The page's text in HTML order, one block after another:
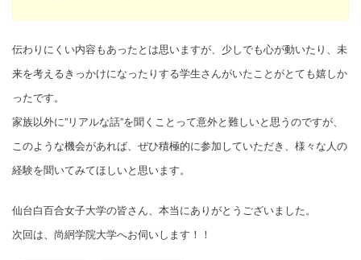
伝わりにくい内容もあったとは思いますが、少しでも心が動いたり、未
来を考えるきっかけになったりする学生さんがいたことがとても嬉しか
ったです。
家族以外に”リアルな話”を聞くことって意外と難しいと思うのですが、
このような機会があれば、ぜひ積極的に参加していただき、様々な人の
経験を聞いてみてほしいと思います。
仙台白百合女子大学の皆さん、本当にありがとうございました。
次回は、尚絅学院大学へお伺いします！！